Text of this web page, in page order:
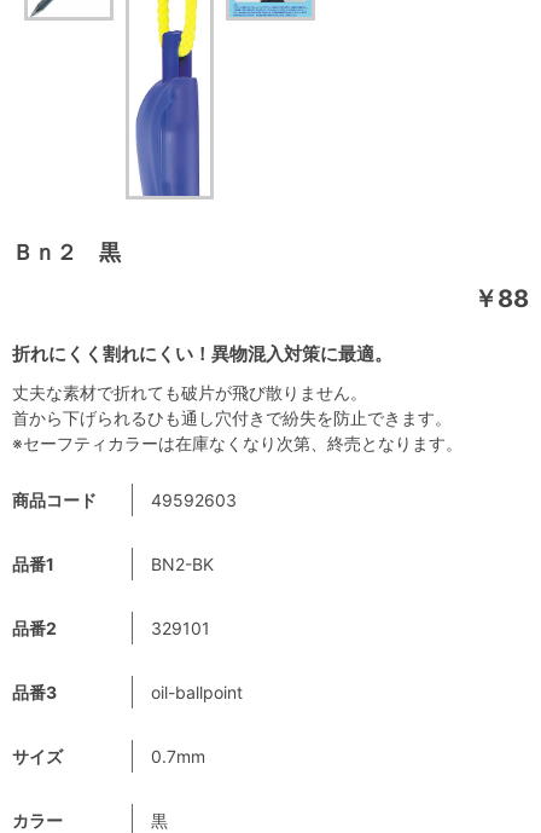
Ｂｎ２ 黒
折れにくく割れにくい！異物混入対策に最適。
￥88
商品コード 49592603
品番1 BN2-BK
品番2 329101
品番3 oil-ballpoint
サイズ 0.7mm
カラー 黒
丈夫な素材で折れても破片が飛び散りません。
首から下げられるひも通し穴付きで紛失を防止できます。
※セーフティカラーは在庫なくなり次第、終売となります。